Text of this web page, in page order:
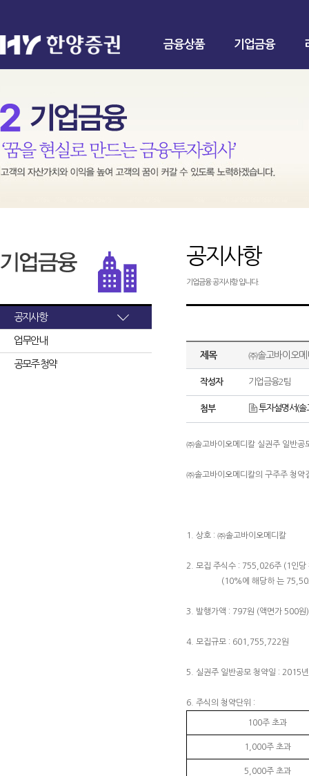
금융상품 기업금융
공지사항
업무안내
공모주 청약
공지사항
기업금융 공지사항 입니다.
제목 ㈜솔고바이오메
작성자 기업금융2팀
첨부 투자설명서(
㈜솔고바이오메디칼 실권주 일반공
㈜솔고바이오메디칼의 구주주 청약
1. 상호 : ㈜솔고바이오메디칼
2. 모집 주식수 : 755,026주 (1인
(10%에 해당하 는 75,503주
3. 발행가액 : 797원 (액면가 500원)
4. 모집규모 : 601,755,722원
5. 실권주 일반공모 청약일 : 2015
6. 주식의 청약단위 :
100주 초과
1,000주 초과
5,000주 초과